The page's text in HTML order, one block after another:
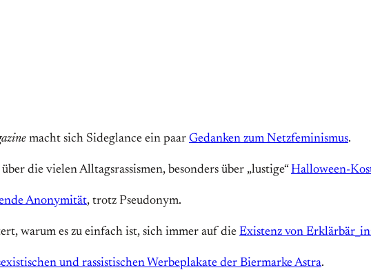
macht sich Sideglance ein paar Gedanken zum Netzfeminismus.
die vielen Alltagsrassismen, besonders über „lustige“ Halloween-
Anonymität, trotz Pseudonym.
warum es zu einfach ist, sich immer auf die Existenz von
und rassistischen Werbeplakate der Biermarke Astra.